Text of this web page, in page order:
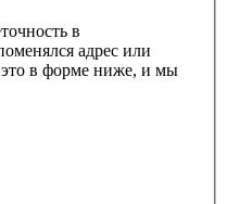
в
адрес или
это в форме ниже, и мы